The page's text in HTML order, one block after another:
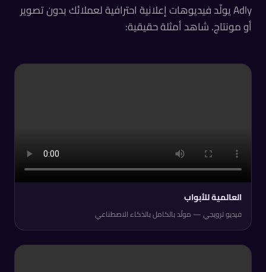
Adly يولّد فيديوهات إعلانية احترافية لعملائك بدون تصوير
أو مونتاج. شاهد أمثلة حقيقية:
العالمية للأبواب
فيديو ترويجي — مولّد بالكامل بالذكاء الاصطناعي